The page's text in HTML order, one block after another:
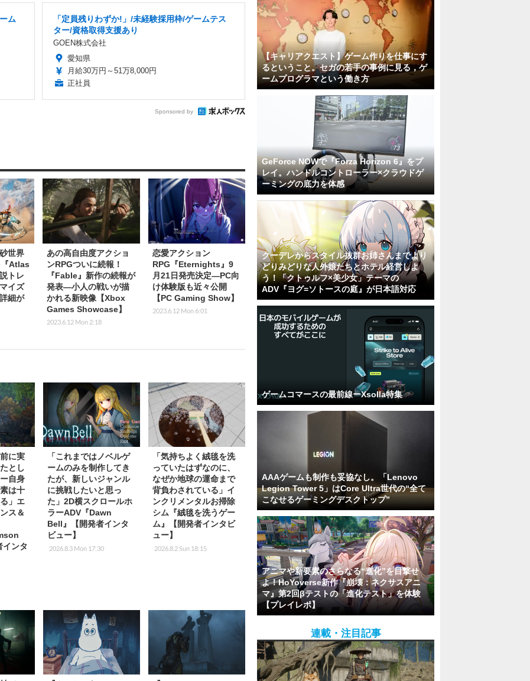
ム
「定員残りわずか!」/未経験採用枠/ゲームテス
ター/資格取得支援あり
GOEN株式会社
愛知県
月給30万円～51万8,000円
正社員
Sponsored by
世界
『Atlas
トレ
イズ
細が
あの高自由度アクショ
ンRPGついに続報！
『Fable』新作の続報が
発表―小人の戦いが描
かれる新映像【Xbox
Games Showcase】
2023.6.12 Mon 2:18
恋愛アクション
RPG『Eternights』9
月21日発売決定―PC向
け体験版も近々公開
【PC Gaming Show】
2023.6.12 Mon 6:01
に実
とし
自身
は十
」エ
ス＆
ンタ
「これまではノベルゲ
ームのみを制作してき
たが、新しいジャンル
に挑戦したいと思っ
た」2D横スクロールホ
ラーADV『Dawn
Bell』【開発者インタ
ビュー】
2026.8.3 Mon 17:30
「気持ちよく絨毯を洗
っていたはずなのに、
なぜか地球の運命まで
背負わされている」イ
ンクリメンタルお掃除
シム『絨毯を洗うゲー
ム』【開発者インタビ
ュー】
2026.8.2 Sun 18:15
【キャリアクエスト】ゲーム作りを仕事にす
るということ。セガの若手の事例に見る，ゲ
ームプログラマという働き方
GeForce NOWで『Forza Horizon 6』をプ
レイ。ハンドルコントローラー×クラウドゲ
ーミングの底力を体感
クーデレからスタイル抜群お姉さんまでより
どりみどりな人外娘たちとホテル経営しよ
う！「クトゥルフ×美少女」テーマの
ADV『ヨグ=ソトースの庭』が日本語対応
ゲームコマースの最前線ーXsolla特集
AAAゲームも制作も妥協なし。「Lenovo
Legion Tower 5」はCore Ultra世代の“全て
こなせるゲーミングデスクトップ”
アニマや新要素のさらなる“進化”を目撃せ
よ！HoYoverse新作『崩壊：ネクサスアニ
マ』第2回βテストの「進化テスト」を体験
【プレイレポ】
連載・注目記事